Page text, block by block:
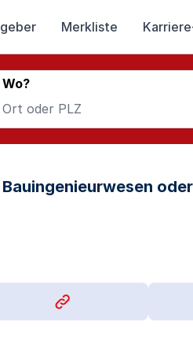
Merkliste
Wo?